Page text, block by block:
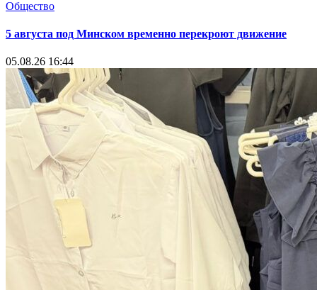
Общество
5 августа под Минском временно перекроют движение
05.08.26 16:44